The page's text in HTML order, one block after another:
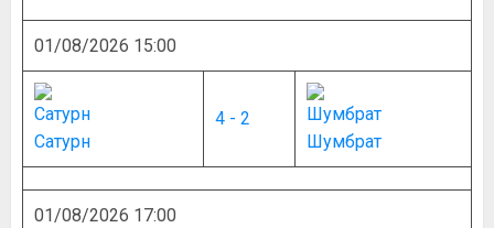
01/08/2026 15:00
Сатурн
4 - 2
Шумбрат
01/08/2026 17:00